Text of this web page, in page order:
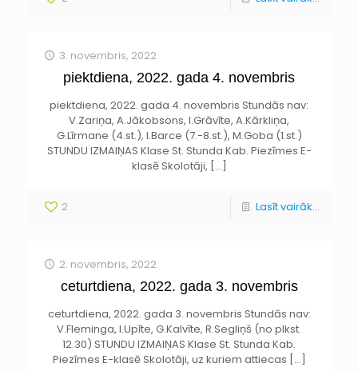
3. novembris, 2022
piektdiena, 2022. gada 4. novembris
piektdiena, 2022. gada 4. novembris Stundās nav:
V.Zariņa, A.Jākobsons, I.Grāvīte, A.Kārkliņa,
G.Līrmane (4.st.), I.Barce (7.-8.st.), M.Goba (1.st.)
STUNDU IZMAIŅAS Klase St. Stunda Kab. Piezīmes E-
klasē Skolotāji, […]
2 Lasīt vairāk...
2. novembris, 2022
ceturtdiena, 2022. gada 3. novembris
ceturtdiena, 2022. gada 3. novembris Stundās nav:
V.Fleminga, I.Upīte, G.Kalvīte, R.Segliņš (no plkst.
12.30) STUNDU IZMAIŅAS Klase St. Stunda Kab.
Piezīmes E-klasē Skolotāji, uz kuriem attiecas […]